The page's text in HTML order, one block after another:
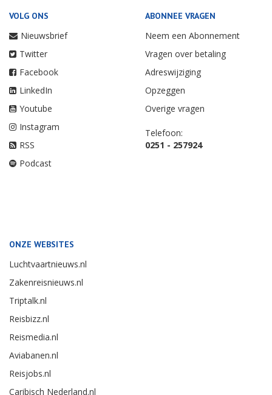
VOLG ONS
Nieuwsbrief
Twitter
Facebook
LinkedIn
Youtube
Instagram
RSS
Podcast
ABONNEE VRAGEN
Neem een Abonnement
Vragen over betaling
Adreswijziging
Opzeggen
Overige vragen
Telefoon:
0251 - 257924
ONZE WEBSITES
Luchtvaartnieuws.nl
Zakenreisnieuws.nl
Triptalk.nl
Reisbizz.nl
Reismedia.nl
Aviabanen.nl
Reisjobs.nl
Caribisch Nederland.nl